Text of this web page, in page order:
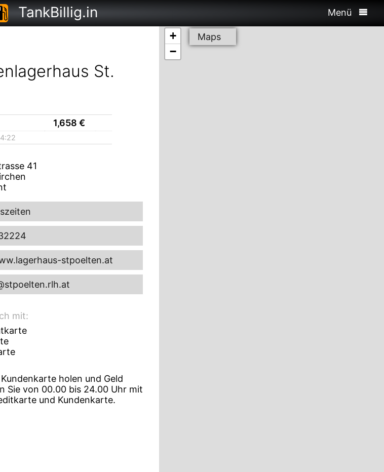
TankBillig.in Menü
St.
1,658 €
41
stpoelten.at
mit:
holen und Geld
Sie von 00.00 bis 24.00 Uhr mit
und Kundenkarte.
+
−
Maps